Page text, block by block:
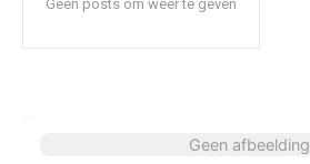
Geen posts om weer te geven
Geen afbeelding